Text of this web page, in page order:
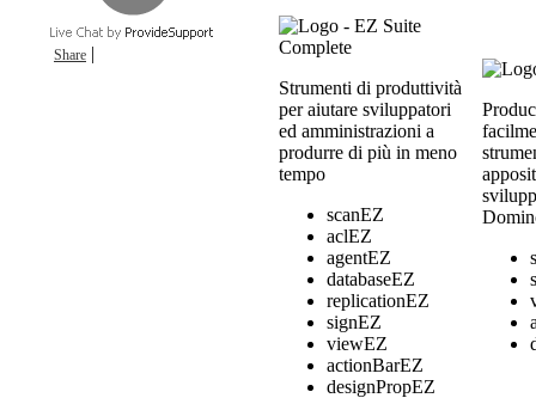
Share |
Strumenti di produttività
per aiutare sviluppatori
ed amministrazioni a
produrre di più in meno
tempo
scanEZ
aclEZ
agentEZ
databaseEZ
replicationEZ
signEZ
viewEZ
actionBarEZ
designPropEZ